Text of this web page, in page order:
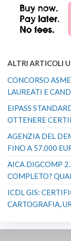
ALTRI ARTICOLI
CONCORSO
LAUREATI E
EIPASS
OTTENERE
AGENZIA DEL
FINO A 57.000
AICA DIGCOMP
COMPLETO?
ICDL GIS:
CARTOGRAFIA,